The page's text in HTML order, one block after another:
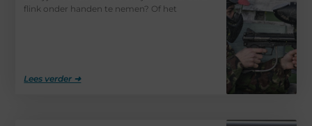
flink onder handen te nemen? Of het
Lees verder ➜